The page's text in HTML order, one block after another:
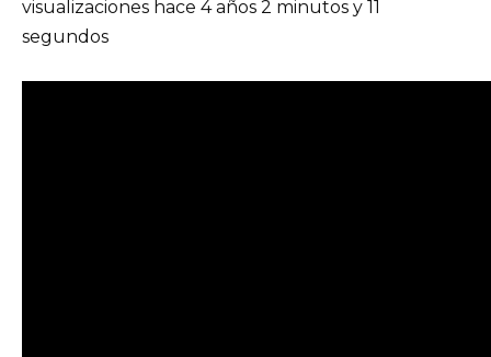
visualizaciones hace 4 años 2 minutos y 11
segundos